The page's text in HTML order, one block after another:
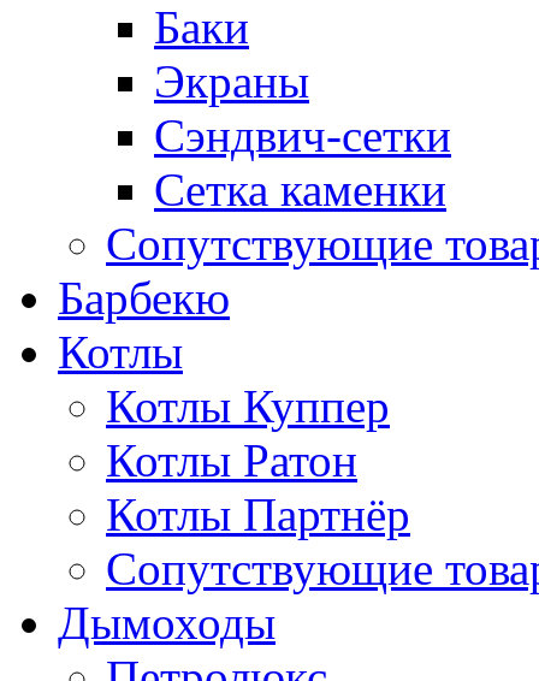
Баки
Экраны
Сэндвич-сетки
Сетка каменки
Сопутствующие
Барбекю
Котлы
Котлы Куппер
Котлы Ратон
Котлы Партнёр
Сопутствующие
Дымоходы